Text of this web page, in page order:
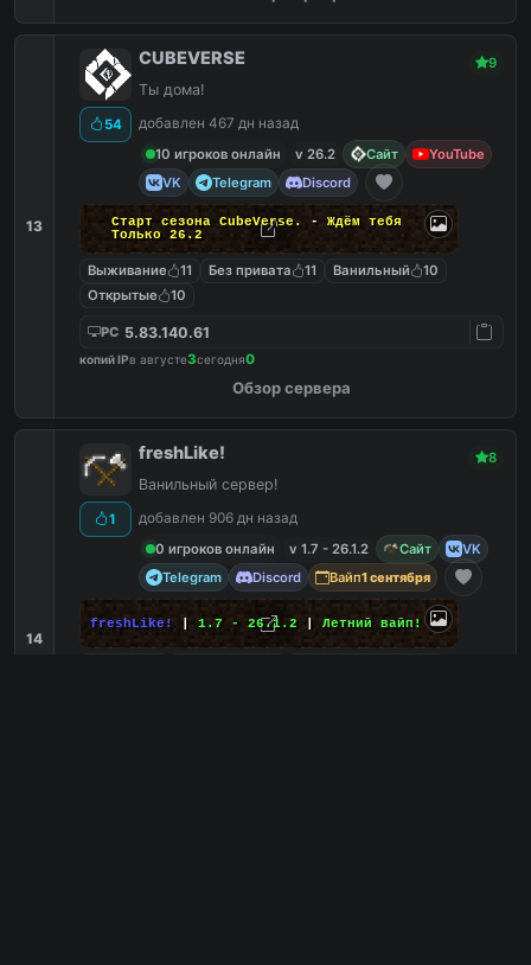
13
54
CUBEVERSE 9
Ты дома!
добавлен 467 дн назад
10 игроков онлайн
v 26.2 Сайт
YouTube
VK
Telegram Discord
Старт сезона CubeVerse. - Ждём тебя
Только 26.2
Выживание 11 Без привата 11 Ванильный
10
Открытые
10
PC 5.83.140.61
копий IPв августе3сегодня0
Обзор сервера
14
1
freshLike! 8
Ванильный сервер!
добавлен 906 дн назад
0 игроков онлайн
v 1.7 - 26.1.2 Сайт
VK
Telegram
Discord Вайп1 сентября
freshLike! 1.7 - 26.1.2 | Летний вайп!